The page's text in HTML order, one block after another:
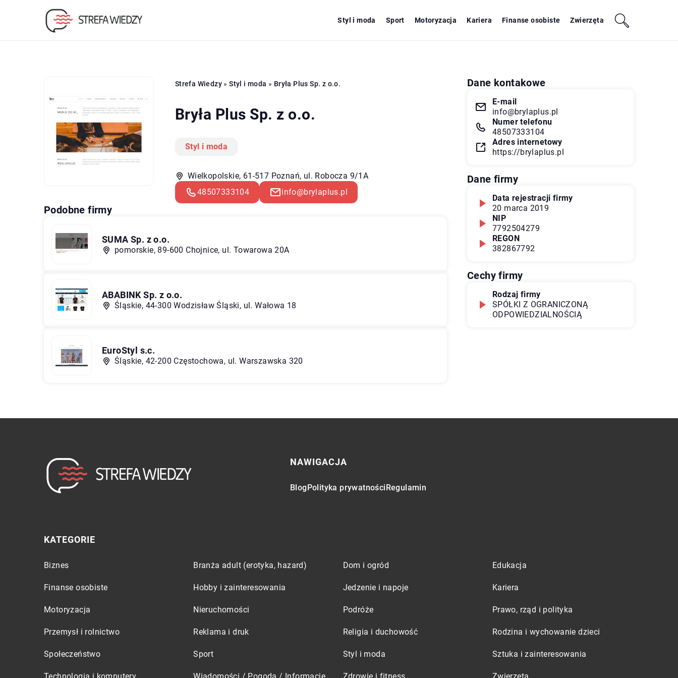
Styl i moda Sport Motoryzacja Kariera Finanse osobiste Zwierzęta
Strefa Wiedzy»Styl i moda » Bryła Plus Sp. z o.o.
Bryła Plus Sp. z o.o.
Styl i moda
Wielkopolskie, 61-517 Poznań, ul. Robocza 9/1A
48507333104
info@brylaplus.pl
Podobne firmy
SUMA Sp. z o.o.
pomorskie, 89-600 Chojnice, ul. Towarowa 20A
ABABINK Sp. z o.o.
Śląskie, 44-300 Wodzisław Śląski, ul. Wałowa 18
EuroStyl s.c.
Śląskie, 42-200 Częstochowa, ul. Warszawska 320
Dane kontakowe
E-mail
info@brylaplus.pl
Numer telefonu
48507333104
Adres internetowy
https://brylaplus.pl
Dane firmy
Data rejestracji firmy
20 marca 2019
NIP
7792504279
REGON
382867792
Cechy firmy
Rodzaj firmy
SPÓŁKI Z OGRANICZONĄ
ODPOWIEDZIALNOŚCIĄ
NAWIGACJA
BlogPolityka prywatnościRegulamin
KATEGORIE
Biznes Branża adult (erotyka, hazard) Dom i ogród Edukacja
Finanse osobiste Hobby i zainteresowania Jedzenie i napoje Kariera
Motoryzacja Nieruchomości Podróże Prawo, rząd i polityka
Przemysł i rolnictwo Reklama i druk Religia i duchowość Rodzina i wychowanie dzieci
Społeczeństwo Sport Styl i moda Sztuka i zainteresowania